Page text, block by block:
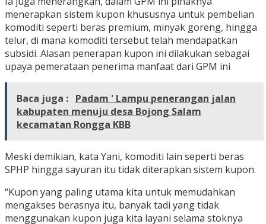
menerapkan sistem kupon khususnya untuk pembelian
komoditi seperti beras premium, minyak goreng, hingga
telur, di mana komoditi tersebut telah mendapatkan
subsidi. Alasan penerapan kupon ini dilakukan sebagai
upaya pemerataan penerima manfaat dari GPM ini
Baca juga : Padam ' Lampu penerangan jalan
kabupaten menuju desa Bojong Salam
kecamatan Rongga KBB
Meski demikian, kata Yani, komoditi lain seperti beras
SPHP hingga sayuran itu tidak diterapkan sistem kupon.
“Kupon yang paling utama kita untuk memudahkan
mengakses berasnya itu, banyak tadi yang tidak
menggunakan kupon juga kita layani selama stoknya